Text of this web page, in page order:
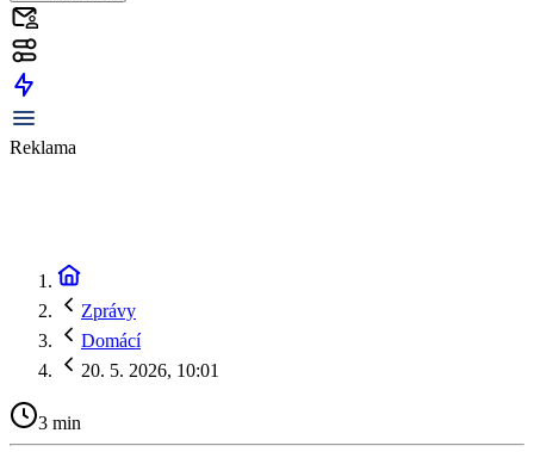
Reklama
Zprávy
Domácí
20. 5. 2026, 10:01
3 min